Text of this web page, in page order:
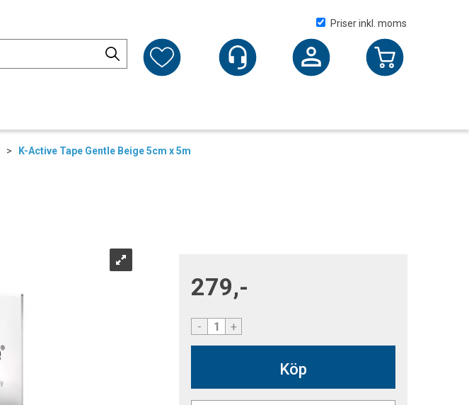
Priser inkl. moms
> K-Active Tape Gentle Beige 5cm x 5m
279,-
- +
Köp